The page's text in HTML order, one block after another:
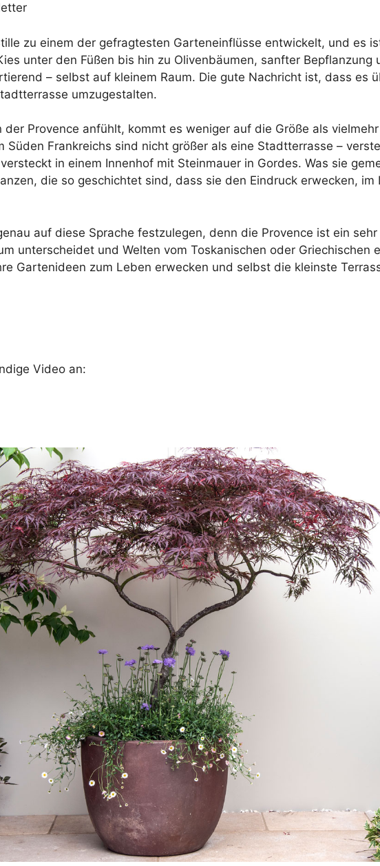
zu einem der gefragtesten Garteneinflüsse entwickelt, und es
unter den Füßen bis hin zu Olivenbäumen, sanfter
– selbst auf kleinem Raum. Die gute Nachricht ist, dass es
umzugestalten.
der Provence anfühlt, kommt es weniger auf die Größe als
Süden Frankreichs sind nicht größer als eine Stadtterrasse –
in einem Innenhof mit Steinmauer in Gordes. Was sie
die so geschichtet sind, dass sie den Eindruck erwecken,
auf diese Sprache festzulegen, denn die Provence ist ein
unterscheidet und Welten vom Toskanischen oder Griechischen
Gartenideen zum Leben erwecken und selbst die kleinste
Video an: